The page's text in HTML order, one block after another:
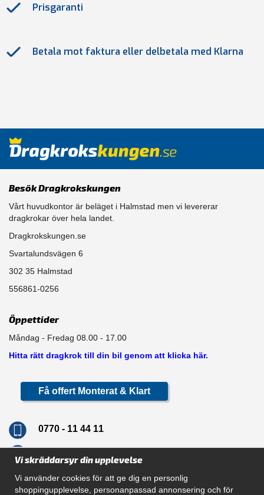
Prisgaranti
Betala mot faktura eller delbetala med Klarna
Besök Dragkrokskungen
Vårt huvudkontor är beläget i Halmstad men vi levererar
dragkrokar över hela landet.
Dragkrokskungen.se
Svartalundsvägen 6
302 35 Halmstad
556861-0256
Öppettider
Måndag - Fredag 08.00 - 17.00
Hitta rätt dragkrok till din bil genom att klicka här.
Få offert Monterat & Klart
0770 - 11 44 11
Vi skräddarsyr din upplevelse
Vi använder cookies för att ge dig en personlig
shoppingupplevelse, personanpassad annonsering och för